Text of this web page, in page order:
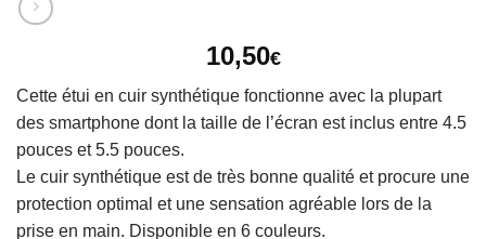
10,50€
Cette étui en cuir synthétique fonctionne avec la plupart
des smartphone dont la taille de l’écran est inclus entre 4.5
pouces et 5.5 pouces.
Le cuir synthétique est de très bonne qualité et procure une
protection optimal et une sensation agréable lors de la
prise en main. Disponible en 6 couleurs.